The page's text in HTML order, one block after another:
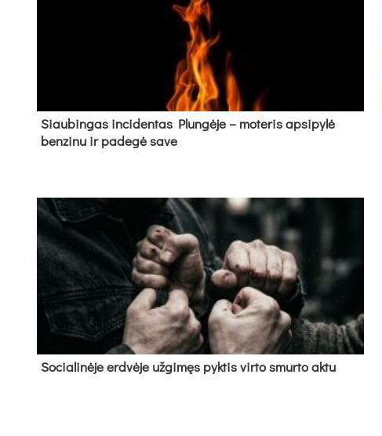
Siau­bin­gas in­ci­den­tas Plun­gė­je – mo­te­ris ap­si­py­lė
ben­zi­nu ir pa­de­gė sa­ve
So­cia­li­nė­je erd­vė­je už­gi­męs pyk­tis vir­to smur­to ak­tu